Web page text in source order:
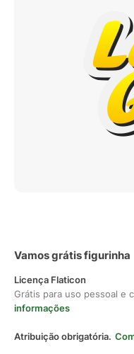
Vamos grátis figurinha
Licença Flaticon
Grátis para uso pessoal e
informações
Atribuição obrigatória.